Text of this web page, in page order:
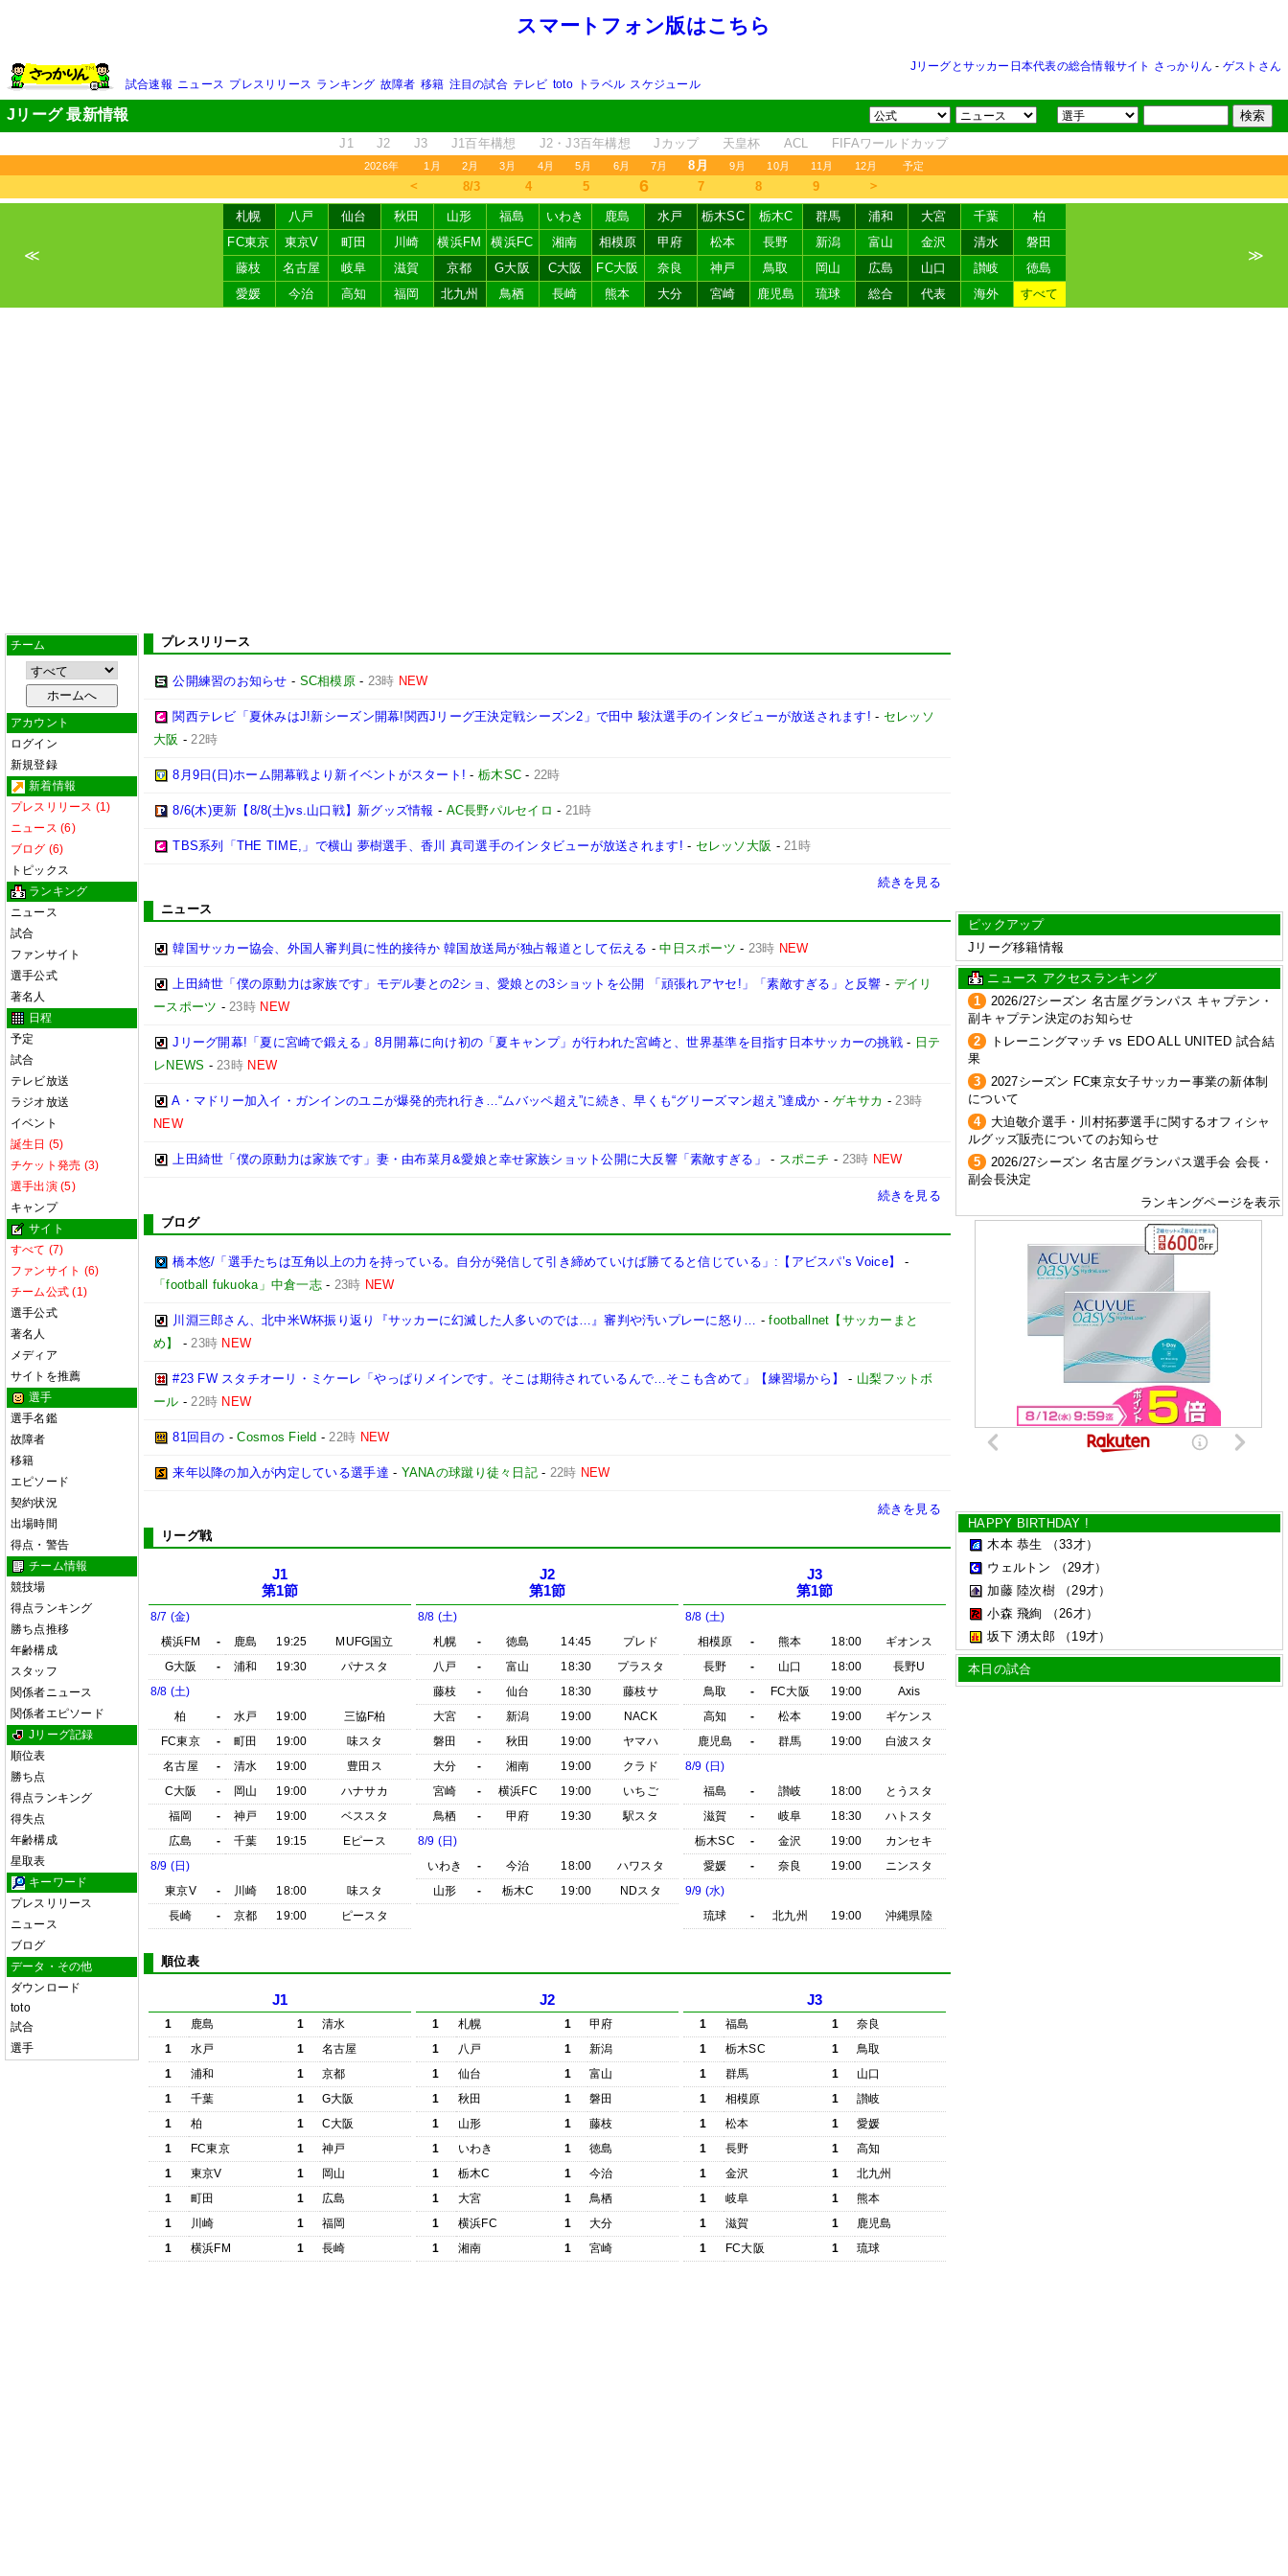
スマートフォン版はこちら
Jリーグとサッカー日本代表の総合情報サイト さっかりん - ゲストさん
試合速報 ニュース プレスリリース ランキング 故障者 移籍 注目の試合 テレビ toto トラベル スケジュール
Jリーグ 最新情報
J1 J2 J3 J1百年構想 J2・J3百年構想 Jカップ 天皇杯 ACL FIFAワールドカップ
2026年 1月 2月 3月 4月 5月 6月 7月 8月 9月 10月 11月 12月 予定
＜ 8/3 4 5 6 7 8 9 ＞
≪
札幌 八戸 仙台 秋田 山形 福島 いわき 鹿島 水戸 栃木SC 栃木C 群馬 浦和 大宮 千葉
柏
FC東京
東京V 町田 川崎 横浜FM 横浜FC 湘南 相模原 甲府 松本 長野 新潟 富山 金沢 清水
磐田
藤枝
名古屋 岐阜 滋賀 京都 G大阪 C大阪 FC大阪 奈良 神戸 鳥取 岡山 広島 山口 讃岐
徳島
愛媛
今治 高知 福岡 北九州 鳥栖 長崎 熊本 大分 宮崎 鹿児島 琉球 総合 代表 海外 すべて
≫
チーム
アカウント
ログイン
新規登録
新着情報
プレスリリース (1)
ニュース (6)
ブログ (6)
トピックス
ランキング
ニュース
試合
ファンサイト
選手公式
著名人
日程
予定
試合
テレビ放送
ラジオ放送
イベント
誕生日 (5)
チケット発売 (3)
選手出演 (5)
キャンプ
サイト
すべて (7)
ファンサイト (6)
チーム公式 (1)
選手公式
著名人
メディア
サイトを推薦
選手
選手名鑑
故障者
移籍
エピソード
契約状況
出場時間
得点・警告
チーム情報
競技場
得点ランキング
勝ち点推移
年齢構成
スタッフ
関係者ニュース
関係者エピソード
Jリーグ記録
順位表
勝ち点
得点ランキング
得失点
年齢構成
星取表
キーワード
プレスリリース
ニュース
ブログ
データ・その他
ダウンロード
toto
試合
選手
プレスリリース
公開練習のお知らせ - SC相模原- 23時 NEW
関西テレビ「夏休みはJ!新シーズン開幕!関西Jリーグ王決定戦シーズン2」で田中 駿汰選手のインタビューが放送されます! - セレッソ
大阪 -22時
8月9日(日)ホーム開幕戦より新イベントがスタート! -栃木SC - 22時
8/6(木)更新【8/8(土)vs.山口戦】新グッズ情報 - AC長野パルセイロ - 21時
TBS系列「THE TIME,」で横山 夢樹選手、香川 真司選手のインタビューが放送されます! - セレッソ大阪 -21時
続きを見る
ニュース
韓国サッカー協会、外国人審判員に性的接待か 韓国放送局が独占報道として伝える -中日スポーツ - 23時 NEW
上田綺世「僕の原動力は家族です」モデル妻との2ショ、愛娘との3ショットを公開 「頑張れアヤセ!」「素敵すぎる」と反響 - デイリ
ースポーツ -23時 NEW
Jリーグ開幕!「夏に宮崎で鍛える」8月開幕に向け初の「夏キャンプ」が行われた宮崎と、世界基準を目指す日本サッカーの挑戦 - 日テ
レNEWS -23時 NEW
A・マドリー加入イ・ガンインのユニが爆発的売れ行き…“ムバッペ超え”に続き、早くも“グリーズマン超え”達成か - ゲキサカ -23時
NEW
上田綺世「僕の原動力は家族です」妻・由布菜月&愛娘と幸せ家族ショット公開に大反響「素敵すぎる」 - スポニチ - 23時 NEW
続きを見る
ブログ
橋本悠/「選手たちは互角以上の力を持っている。自分が発信して引き締めていけば勝てると信じている」:【アビスパ’s Voice】
-
「football fukuoka」中倉一志- 23時 NEW
川淵三郎さん、北中米W杯振り返り『サッカーに幻滅した人多いのでは…』審判や汚いプレーに怒り… -footballnet【サッカーまと
め】
-23時 NEW
#23 FW スタチオーリ・ミケーレ「やっぱりメインです。そこは期待されているんで…そこも含めて」【練習場から】 - 山梨フットボ
ール -22時 NEW
81回目の -Cosmos Field -22時 NEW
来年以降の加入が内定している選手達 - YANAの球蹴り徒々日記- 22時 NEW
続きを見る
リーグ戦
J1
第1節
8/7 (金)
横浜FM
- 鹿島 19:25
MUFG国立
G大阪
- 浦和 19:30
パナスタ
8/8 (土)
柏
- 水戸 19:00
三協F柏
FC東京
- 町田 19:00
味スタ
名古屋
- 清水 19:00
豊田ス
C大阪
- 岡山 19:00
ハナサカ
福岡
- 神戸 19:00
ベススタ
広島
- 千葉 19:15
Eピース
8/9 (日)
東京V
- 川崎 18:00
味スタ
長崎
- 京都 19:00 ピースタ
J2
第1節
8/8 (土)
札幌
- 徳島 14:45
プレド
八戸
- 富山 18:30
プラスタ
藤枝
- 仙台 18:30
藤枝サ
大宮
- 新潟 19:00
NACK
磐田
- 秋田 19:00
ヤマハ
大分
- 湘南 19:00
クラド
宮崎
- 横浜FC 19:00
いちご
鳥栖
- 甲府 19:30
駅スタ
8/9 (日)
いわき
- 今治 18:00
ハワスタ
山形
- 栃木C 19:00 NDスタ
J3
第1節
8/8 (土)
相模原
- 熊本 18:00
ギオンス
長野
- 山口 18:00
長野U
鳥取
- FC大阪 19:00
Axis
高知
- 松本 19:00
ギケンス
鹿児島
- 群馬 19:00
白波スタ
8/9 (日)
福島
- 讃岐 18:00
とうスタ
滋賀
- 岐阜 18:30
ハトスタ
栃木SC
- 金沢 19:00
カンセキ
愛媛
- 奈良 19:00
ニンスタ
9/9 (水)
琉球
- 北九州 19:00 沖縄県陸
順位表
J1
1 鹿島 1
清水
1
水戸 1
名古屋
1
浦和 1
京都
1
千葉 1
G大阪
1
柏 1
C大阪
1
FC東京 1
神戸
1
東京V 1
岡山
1
町田 1
広島
1
川崎 1
福岡
1
横浜FM 1 長崎
J2
1 札幌 1
甲府
1
八戸 1
新潟
1
仙台 1
富山
1
秋田 1
磐田
1
山形 1
藤枝
1
いわき 1
徳島
1
栃木C 1
今治
1
大宮 1
鳥栖
1
横浜FC 1
大分
1
湘南 1 宮崎
J3
1 福島 1
奈良
1
栃木SC 1
鳥取
1
群馬 1
山口
1
相模原 1
讃岐
1
松本 1
愛媛
1
長野 1
高知
1
金沢 1
北九州
1
岐阜 1
熊本
1
滋賀 1
鹿児島
1
FC大阪 1 琉球
ピックアップ
Jリーグ移籍情報
ニュース アクセスランキング
1
2026/27シーズン 名古屋グランパス キャプテン・
副キャプテン決定のお知らせ
2
トレーニングマッチ vs EDO ALL UNITED 試合結
果
3
2027シーズン FC東京女子サッカー事業の新体制
について
4
大迫敬介選手・川村拓夢選手に関するオフィシャ
ルグッズ販売についてのお知らせ
5
2026/27シーズン 名古屋グランパス選手会 会長・
副会長決定
ランキングページを表示
HAPPY BIRTHDAY !
木本 恭生
（33才）
ウェルトン
（29才）
加藤 陸次樹
（29才）
小森 飛絢
（26才）
坂下 湧太郎
（19才）
本日の試合